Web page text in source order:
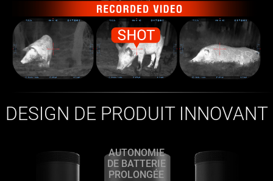
DESIGN DE PRODUIT INNOVANT
AUTONOMIE
DE BATTERIE
PROLONGÉE